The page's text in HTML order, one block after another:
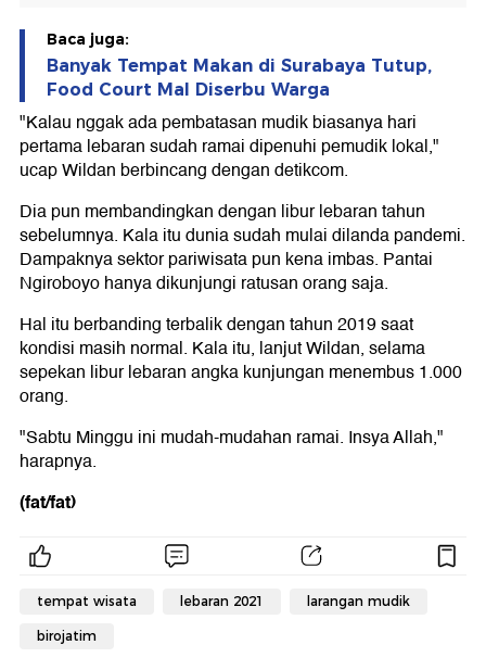
Baca juga:
Banyak Tempat Makan di Surabaya Tutup,
Food Court Mal Diserbu Warga
"Kalau nggak ada pembatasan mudik biasanya hari
pertama lebaran sudah ramai dipenuhi pemudik lokal,"
ucap Wildan berbincang dengan detikcom.
Dia pun membandingkan dengan libur lebaran tahun
sebelumnya. Kala itu dunia sudah mulai dilanda pandemi.
Dampaknya sektor pariwisata pun kena imbas. Pantai
Ngiroboyo hanya dikunjungi ratusan orang saja.
Hal itu berbanding terbalik dengan tahun 2019 saat
kondisi masih normal. Kala itu, lanjut Wildan, selama
sepekan libur lebaran angka kunjungan menembus 1.000
orang.
"Sabtu Minggu ini mudah-mudahan ramai. Insya Allah,"
harapnya.
(fat/fat)
tempat wisata lebaran 2021 larangan mudik
birojatim